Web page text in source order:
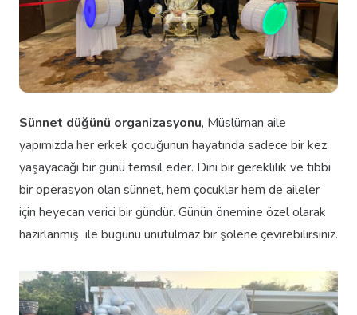
Sünnet düğünü organizasyonu, Müslüman aile
yapımızda her erkek çocuğunun hayatında sadece bir kez
yaşayacağı bir günü temsil eder. Dini bir gereklilik ve tıbbi
bir operasyon olan sünnet, hem çocuklar hem de aileler
için heyecan verici bir gündür. Günün önemine özel olarak
hazırlanmış ile bugünü unutulmaz bir şölene çevirebilirsiniz.